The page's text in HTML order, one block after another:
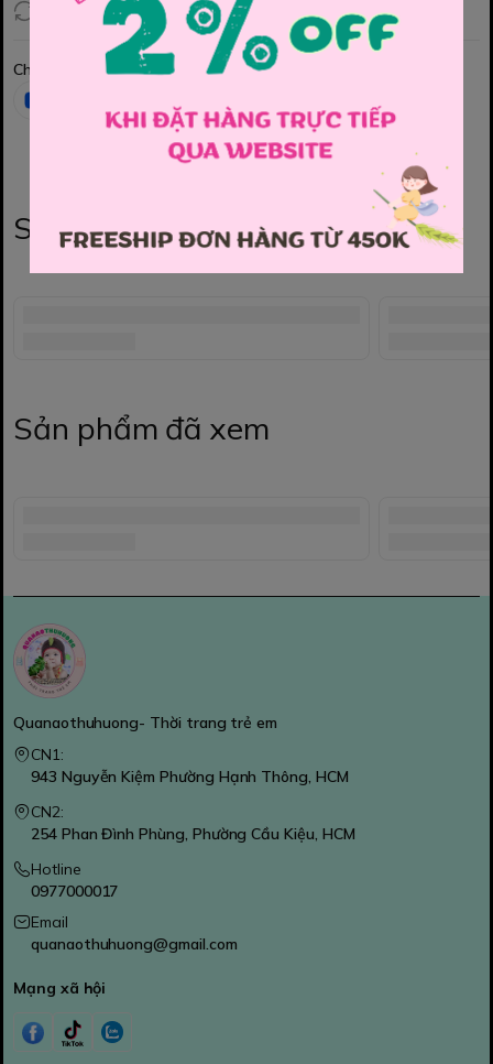
Đổi hàng 3 ngày (HCM), 7 ngày (Tỉnh)
Chia sẻ
Sản phẩm liên quan
Sản phẩm đã xem
Quanaothuhuong- Thời trang trẻ em
CN1:
943 Nguyễn Kiệm Phường Hạnh Thông, HCM
CN2:
254 Phan Đình Phùng, Phường Cầu Kiệu, HCM
Hotline
0977000017
Email
quanaothuhuong@gmail.com
Mạng xã hội